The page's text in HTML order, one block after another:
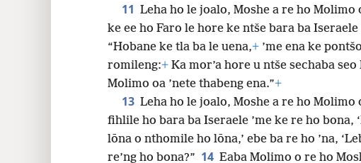
11 Leha ho le joalo, Moshe a re ho Molimo
ke ee ho Faro le hore ke ntše bara ba Iseraele
“Hobane ke tla ba le uena,+ ’me ena ke
romileng:+ Ka mor’a hore u ntše sechaba
Molimo oa ’nete thabeng ena.”+
13 Leha ho le joalo, Moshe a re ho Molimo
fihlile ho bara ba Iseraele ’me ke re ho bona,
lōna o nthomile ho lōna,’ ebe ba re ho ’na,
re’ng ho bona?” 14 Eaba Molimo o re ho